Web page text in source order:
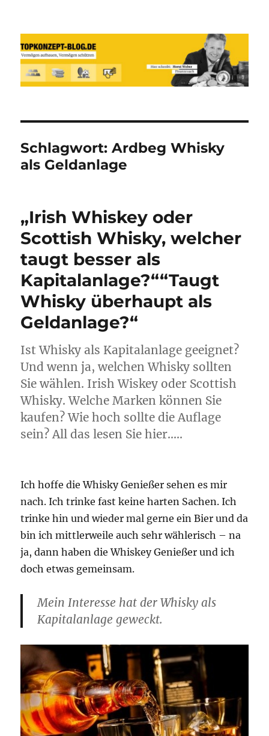
Reich werden und Vermögen
schützen mit Sachwerten-Silber-
Gold-Silbermünzen-Goldmünzen
Schlagwort:Ardbeg Whisky
als Geldanlage
„Irish Whiskey oder
Scottish Whisky, welcher
taugt besser als
Kapitalanlage?““Taugt
Whisky überhaupt als
Geldanlage?“
Ist Whisky als Kapitalanlage geeignet?
Und wenn ja, welchen Whisky sollten
Sie wählen. Irish Wiskey oder Scottish
Whisky. Welche Marken können Sie
kaufen? Wie hoch sollte die Auflage
sein? All das lesen Sie hier…..
Ich hoffe die Whisky Genießer sehen es mir
nach. Ich trinke fast keine harten Sachen. Ich
trinke hin und wieder mal gerne ein Bier und da
bin ich mittlerweile auch sehr wählerisch – na
ja, dann haben die Whiskey Genießer und ich
doch etwas gemeinsam.
Mein Interesse hat der Whisky als
Kapitalanlage geweckt.